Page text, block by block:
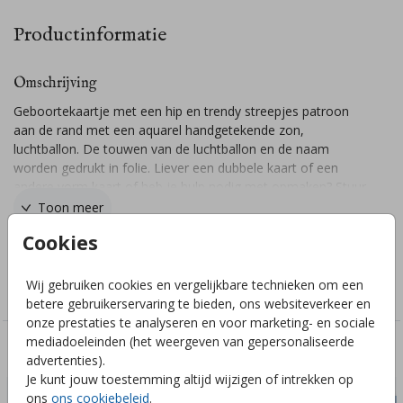
Cookies
Wij gebruiken cookies en vergelijkbare technieken om een
betere gebruikerservaring te bieden, ons websiteverkeer en
onze prestaties te analyseren en voor marketing- en sociale
mediadoeleinden (het weergeven van gepersonaliseerde
advertenties).
Je kunt jouw toestemming altijd wijzigen of intrekken op
ons ons cookiebeleid.
Productinformatie
Omschrijving
Geboortekaartje met een hip en trendy streepjes patroon
aan de rand met een aquarel handgetekende zon,
luchtballon. De touwen van de luchtballon en de naam
worden gedrukt in folie. Liever een dubbele kaart of een
een berichtje, wij helpen je graag verder! // OLLIE
Toon meer
Jongens
Deze ontwerpen vind je misschien ook leuk